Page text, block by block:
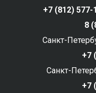
+7 (812) 577-
8
Санкт-
+7
Санкт-
+7